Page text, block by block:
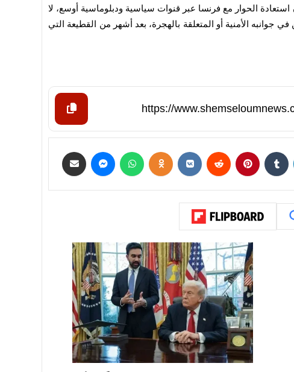
الحوار مع فرنسا عبر قنوات سياسية ودبلوماسية أوسع، لا
جوانبه الأمنية أو المتعلقة بالهجرة، بعد أشهر من القطيعة التي